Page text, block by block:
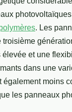
. Les
troisième
et une
dans une
également moins
les panneaux